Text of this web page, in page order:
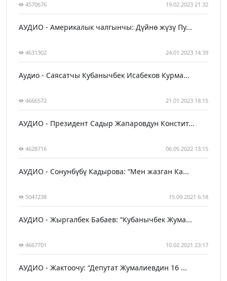
4570676 19.02.2023 21:32
АУДИО - Америкалык чалгынчы: Дүйнө жүзү Пу...
4631302 24.01.2023 14:39
Аудио - Саясатчы Кубанычбек Исабеков Курма...
4666572 21.01.2023 18:15
АУДИО - Президент Садыр Жапаровдун Констит...
4628716 06.05.2022 13:15
АУДИО - Сонунбүбү Кадырова: “Мен жазган Ка...
5047238 15.09.2021 6:18
АУДИО - Жыргалбек Бабаев: “Кубанычбек Жума...
4667701 10.02.2021 23:17
АУДИО - Жактоочу: “Депутат Жумалиевдин 16 ...